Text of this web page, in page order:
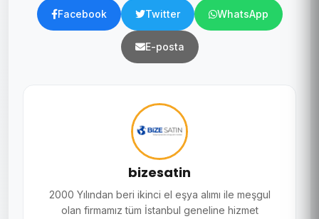
Facebook Twitter WhatsApp
E-posta
bizesatin
2000 Yılından beri ikinci el eşya alımı ile meşgul
olan firmamız tüm İstanbul geneline hizmet